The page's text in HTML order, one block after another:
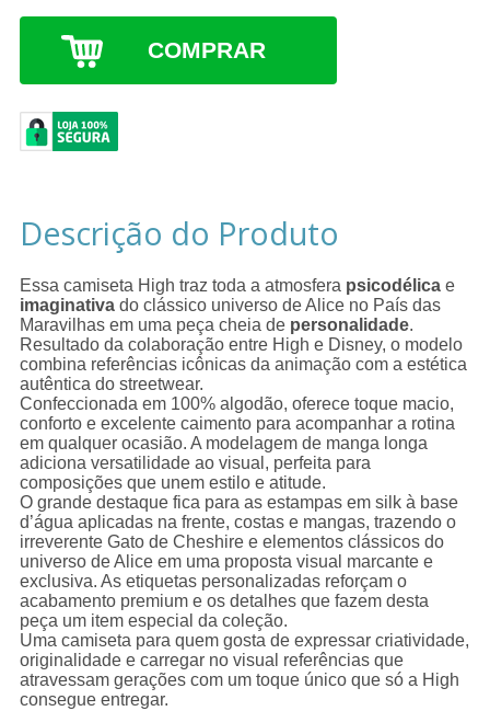
COMPRAR
Descrição do Produto
Essa camiseta High traz toda a atmosfera psicodélica e
imaginativado clássico universo de Alice no País das
Maravilhas em uma peça cheia de personalidade.
Resultado da colaboração entre High e Disney, o modelo
combina referências icônicas da animação com a estética
autêntica do streetwear.
Confeccionada em 100% algodão, oferece toque macio,
conforto e excelente caimento para acompanhar a rotina
em qualquer ocasião. A modelagem de manga longa
adiciona versatilidade ao visual, perfeita para
composições que unem estilo e atitude.
O grande destaque fica para as estampas em silk à base
d’água aplicadas na frente, costas e mangas, trazendo o
irreverente Gato de Cheshire e elementos clássicos do
universo de Alice em uma proposta visual marcante e
exclusiva. As etiquetas personalizadas reforçam o
acabamento premium e os detalhes que fazem desta
peça um item especial da coleção.
Uma camiseta para quem gosta de expressar criatividade,
originalidade e carregar no visual referências que
atravessam gerações com um toque único que só a High
consegue entregar.